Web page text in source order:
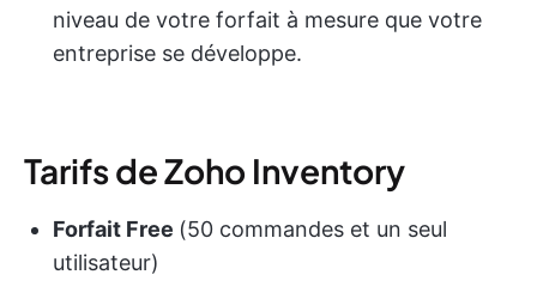
niveau de votre forfait à mesure que votre
entreprise se développe.
Tarifs de Zoho Inventory
Forfait Free (50 commandes et un seul
utilisateur)